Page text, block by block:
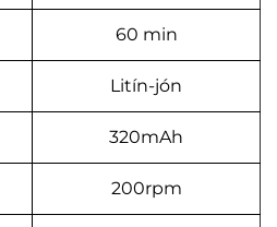
60 min
Litín-jón
320mAh
200rpm